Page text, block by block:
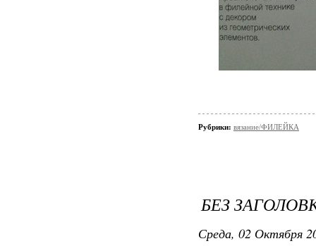
Рубрики: вязание/ФИЛЕЙКА
БЕЗ
Среда, 02 Октября